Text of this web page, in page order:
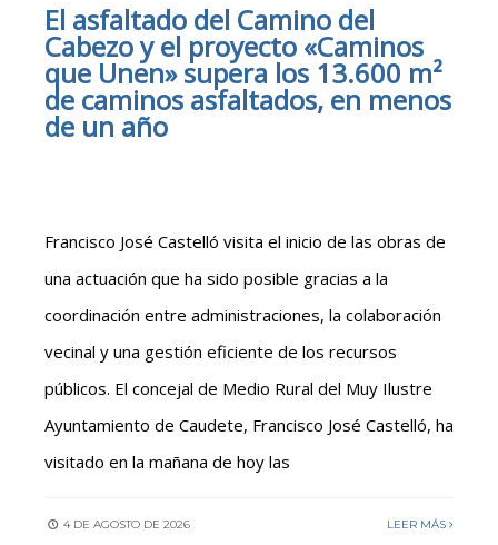
El asfaltado del Camino del
Cabezo y el proyecto «Caminos
que Unen» supera los 13.600 m²
de caminos asfaltados, en menos
de un año
Francisco José Castelló visita el inicio de las obras de
una actuación que ha sido posible gracias a la
coordinación entre administraciones, la colaboración
vecinal y una gestión eficiente de los recursos
públicos. El concejal de Medio Rural del Muy Ilustre
Ayuntamiento de Caudete, Francisco José Castelló, ha
visitado en la mañana de hoy las
4 DE AGOSTO DE 2026 LEER MÁS